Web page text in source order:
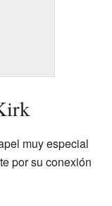
muy especial
por su conexión